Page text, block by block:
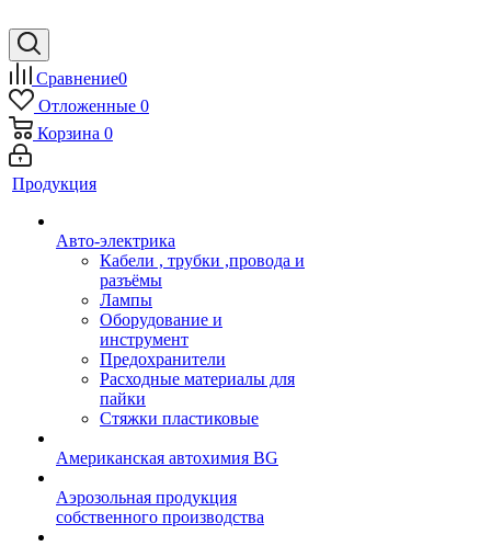
Сравнение0
Отложенные 0
Корзина 0
Продукция
Авто-электрика
Кабели , трубки ,провода и
разъёмы
Лампы
Оборудование и
инструмент
Предохранители
Расходные материалы для
пайки
Стяжки пластиковые
Американская автохимия BG
Аэрозольная продукция
собственного производства